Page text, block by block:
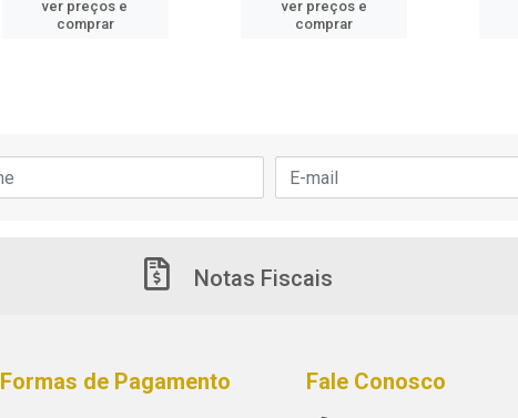
ver preços e
comprar
ver preços e
comprar
Notas Fiscais
Formas de Pagamento Fale Conosco